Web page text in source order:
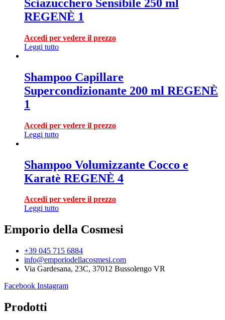
Sciazucchero Sensibile 250 ml
REGENÈ 1
Accedi per vedere il prezzo
Leggi tutto
Shampoo Capillare
Supercondizionante 200 ml REGENÈ
1
Accedi per vedere il prezzo
Leggi tutto
Shampoo Volumizzante Cocco e
Karatè REGENÈ 4
Accedi per vedere il prezzo
Leggi tutto
Emporio della Cosmesi
+39 045 715 6884
info@emporiodellacosmesi.com
Via Gardesana, 23C, 37012 Bussolengo VR
Facebook Instagram
Prodotti